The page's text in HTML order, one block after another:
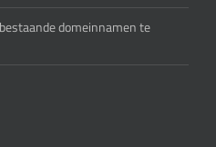
domeinnamen te